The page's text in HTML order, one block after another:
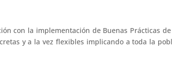
con la implementación de Buenas Prácticas
y a la vez flexibles implicando a toda la